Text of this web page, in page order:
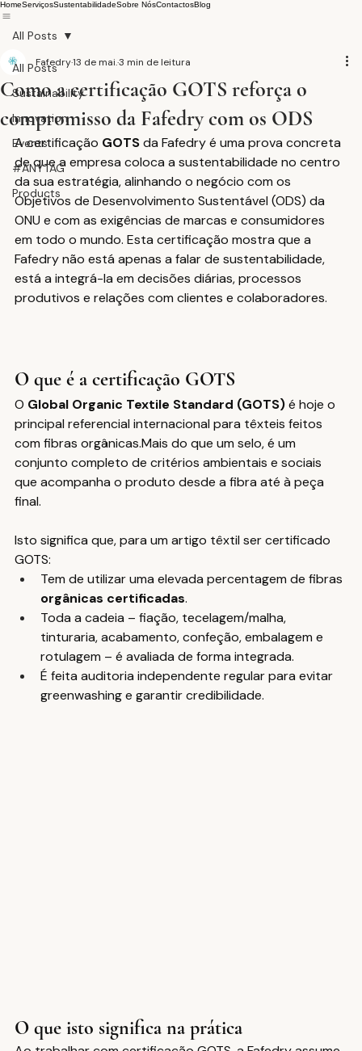
HomeServiçosSustentabilidadeSobre NósContactosBlog
All Posts
Sustainability
Innovation
Events
#ANYTAG
Products
All Posts
Como a certificação GOTS reforça o
compromisso da Fafedry com os ODS
Fafedry13 de mai.3 min de leitura
A certificação GOTS da Fafedry é uma prova concreta
de que a empresa coloca a sustentabilidade no centro
da sua estratégia, alinhando o negócio com os
Objetivos de Desenvolvimento Sustentável (ODS) da
ONU e com as exigências de marcas e consumidores
em todo o mundo. Esta certificação mostra que a
Fafedry não está apenas a falar de sustentabilidade,
está a integrá-la em decisões diárias, processos
produtivos e relações com clientes e colaboradores.
O que é a certificação GOTS
O Global Organic Textile Standard (GOTS) é hoje o
principal referencial internacional para têxteis feitos
com fibras orgânicas.Mais do que um selo, é um
conjunto completo de critérios ambientais e sociais
que acompanha o produto desde a fibra até à peça
final.
Isto significa que, para um artigo têxtil ser certificado
GOTS:
Tem de utilizar uma elevada percentagem de fibras
orgânicas certificadas.
Toda a cadeia – fiação, tecelagem/malha,
tinturaria, acabamento, confeção, embalagem e
rotulagem – é avaliada de forma integrada.
É feita auditoria independente regular para evitar
greenwashing e garantir credibilidade.
O que isto significa na prática